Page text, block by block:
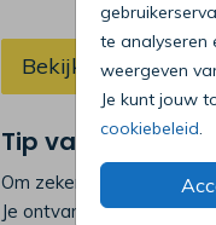
te analyseren
weergeven
Je kunt jouw
cookiebeleid.
Bekijk alle
Tip van
Om zeker te weten dat
Je ontvangt daarbij een